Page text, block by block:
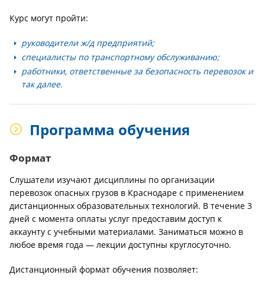
Курс могут пройти:
руководители ж/д предприятий;
специалисты по транспортному обслуживанию;
работники, ответственные за безопасность перевозок и
так далее.
Программа обучения
Формат
Слушатели изучают дисциплины по организации
перевозок опасных грузов в Краснодаре с применением
дистанционных образовательных технологий. В течение 3
дней с момента оплаты услуг предоставим доступ к
аккаунту с учебными материалами. Заниматься можно в
любое время года — лекции доступны круглосуточно.
Дистанционный формат обучения позволяет: